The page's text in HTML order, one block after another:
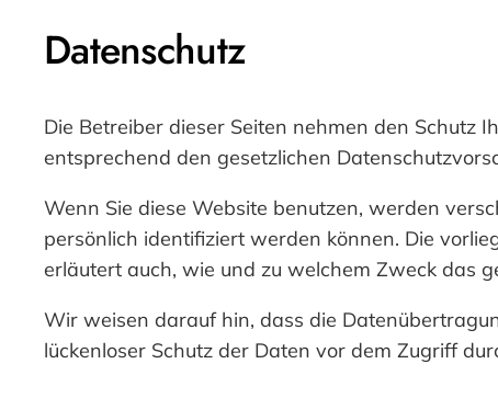
Datenschutz
Die Betreiber dieser Seiten nehmen den Schutz
entsprechend den gesetzlichen
Wenn Sie diese Website benutzen, werden
persönlich identifiziert werden können. Die
erläutert auch, wie und zu welchem Zweck das
Wir weisen darauf hin, dass die
lückenloser Schutz der Daten vor dem Zugriff